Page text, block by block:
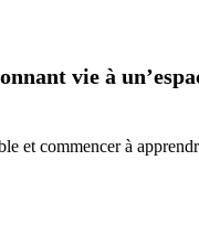
vie à
et commencer à